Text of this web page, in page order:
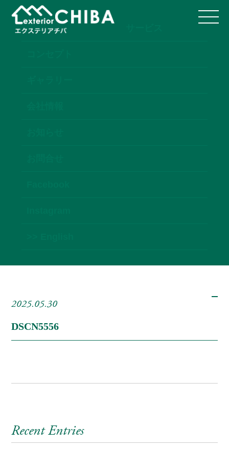
2025.05.30
DSCN5556
Recent Entries